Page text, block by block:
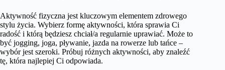
Aktywność fizyczna jest kluczowym elementem zdrowego
stylu życia. Wybierz formę aktywności, która sprawia Ci
radość i którą będziesz chciał/a regularnie uprawiać. Może to
być jogging, joga, pływanie, jazda na rowerze lub tańce –
wybór jest szeroki. Próbuj różnych aktywności, aby znaleźć
tę, która najlepiej Ci odpowiada.